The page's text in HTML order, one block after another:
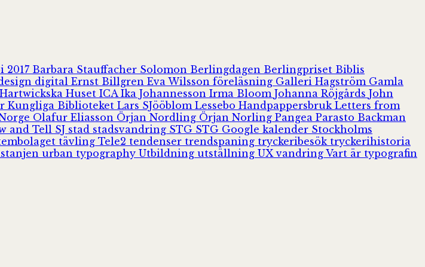
2017 Barbara Stauffacher Solomon Berlingdagen Berlingpriset Biblis
digital Ernst Billgren Eva Wilsson föreläsning Galleri Hagström Gamla
Hartwickska Huset ICA Ika Johannesson Irma Bloom Johanna Röjgårds John
Kungliga Biblioteket Lars SJööblom Lessebo Handpappersbruk Letters from
Olafur Eliasson Örjan Nordling Örjan Norling Pangea Parasto Backman
and Tell SJ stad stadsvandring STG STG Google kalender Stockholms
tävling Tele2 tendenser trendspaning tryckeribesök tryckerihistoria
urban typography Utbildning utställning UXvandring Vart är typografin